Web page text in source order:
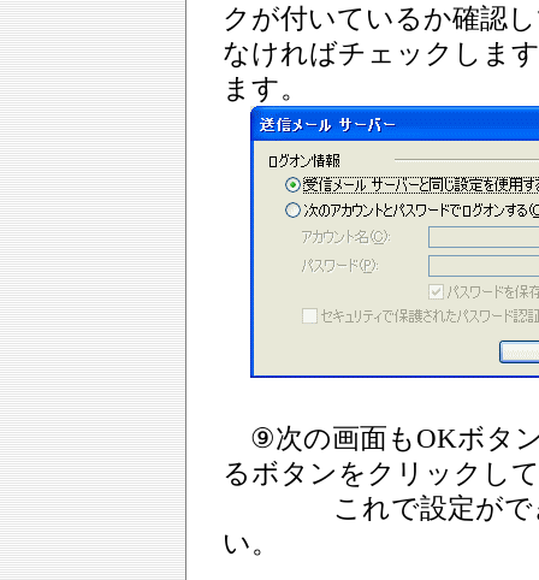
クが付いているか確認
なければチェックしま
ます。
⑨次の画面もOKボタ
るボタンをクリックし
これで設定ができ
い。